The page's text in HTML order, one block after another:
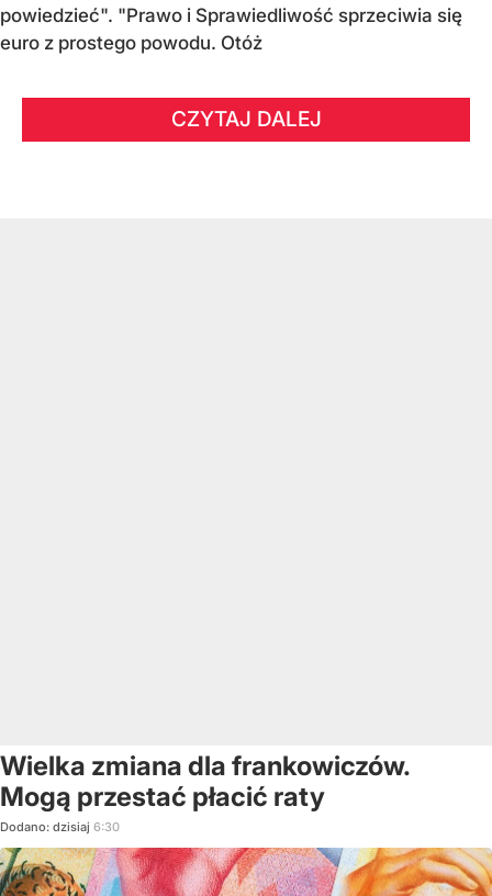
powiedzieć". "Prawo i Sprawiedliwość sprzeciwia się
euro z prostego powodu. Otóż
CZYTAJ DALEJ
Wielka zmiana dla frankowiczów.
Mogą przestać płacić raty
Dodano: dzisiaj 6:30